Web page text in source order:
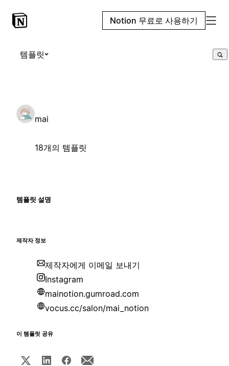
Notion 무료로 사용하기
템플릿
mai
18개의 템플릿
템플릿 설명
제작자 정보
제작자에게 이메일 보내기
Instagram
mainotion.gumroad.com
vocus.cc/salon/mai_notion
이 템플릿 공유